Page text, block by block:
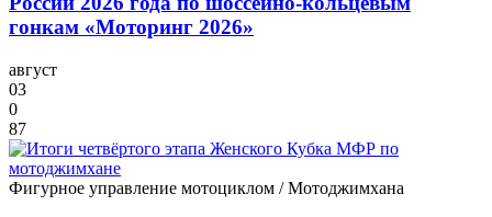
гонкам «Моторинг 2026»
август
03
0
87
Фигурное управление мотоциклом / Мотоджимхана